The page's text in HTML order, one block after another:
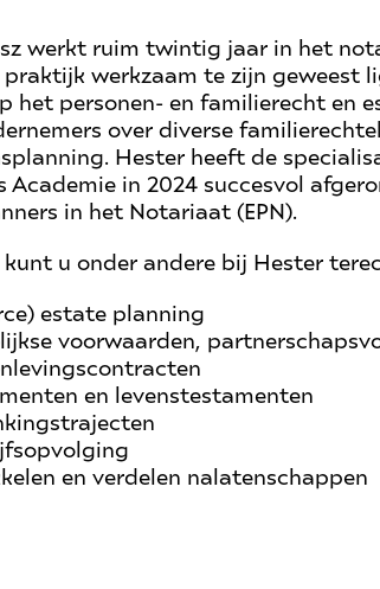
werkt ruim twintig jaar in het
praktijk werkzaam te zijn geweest
het personen- en familierecht en
over diverse
Hester heeft de
Academie in 2024 succesvol
in het Notariaat (EPN).
u onder andere bij Hester
estate planning
voorwaarden,
en levenstestamenten
en verdelen nalatenschappen